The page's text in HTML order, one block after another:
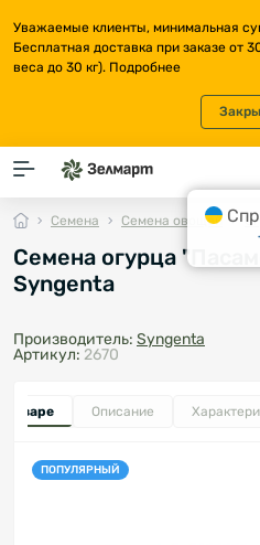
Уважаемые клиенты, минимальная
Бесплатная доставка при заказе от
веса до 30 кг). Подробнее
Семена Семена овощей
Семена огурца
Syngenta
Производитель: Syngenta
Артикул: 2670
товаре Описание
ПОПУЛЯРНЫЙ